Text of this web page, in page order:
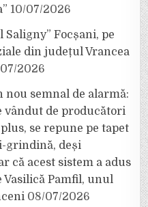
10/07/2026
Saligny” Focșani, pe
din județul Vrancea
2026
semnal de alarmă:
de producători
se repune pe tapet
grindină, deși
că acest sistem a adus
Pamfil, unul
08/07/2026